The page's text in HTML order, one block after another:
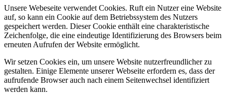
Unsere Webeseite verwendet Cookies. Ruft ein Nutzer eine Website
auf, so kann ein Cookie auf dem Betriebssystem des Nutzers
gespeichert werden. Dieser Cookie enthält eine charakteristische
Zeichenfolge, die eine eindeutige Identifizierung des Browsers beim
erneuten Aufrufen der Website ermöglicht.
Wir setzen Cookies ein, um unsere Website nutzerfreundlicher zu
gestalten. Einige Elemente unserer Webseite erfordern es, dass der
aufrufende Browser auch nach einem Seitenwechsel identifiziert
werden kann.